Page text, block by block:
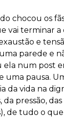
chocou os
vai terminar a
e
parede e
ela num post
uma pausa.
da vida na
pressão,
de tudo o